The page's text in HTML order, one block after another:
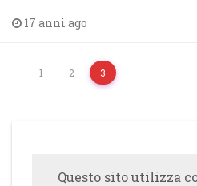
17 anni ago
1 2 3
Questo sito utilizza